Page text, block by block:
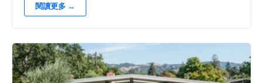
閱讀更多 →